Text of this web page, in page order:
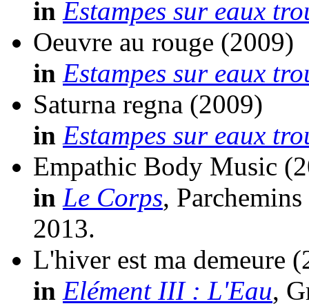
in Estampes sur eaux
Oeuvre au rouge (2009)
in Estampes sur eaux
Saturna regna (2009)
in Estampes sur eaux
Empathic Body Music
in Le Corps,
2013.
L'hiver est ma demeure
in Elément III : L'Eau,